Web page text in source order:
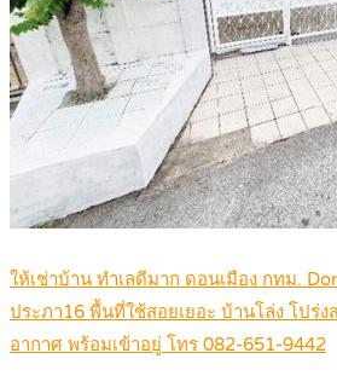
ให้เช่าบ้าน ทำเลดีมาก ดอนเมือง กทม.
ประภา16 พื้นที่ใช้สอยเยอะ บ้านโล่ง โปร่
อากาศ พร้อมเข้าอยู่ โทร 082-651-9442